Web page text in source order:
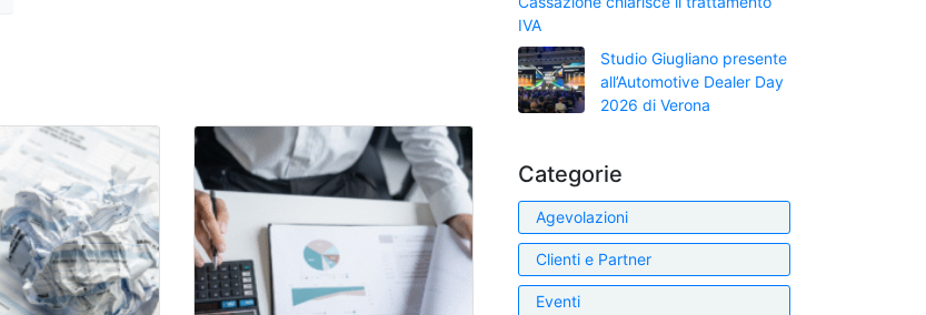
IVA
Studio Giugliano presente
all’Automotive Dealer Day
2026 di Verona
Categorie
Agevolazioni
Clienti e Partner
Eventi